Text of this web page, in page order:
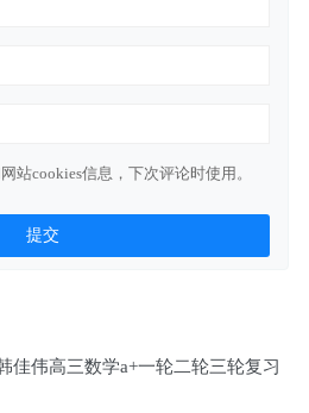
站cookies信息，下次评论时使用。
佳伟高三数学a+一轮二轮三轮复习